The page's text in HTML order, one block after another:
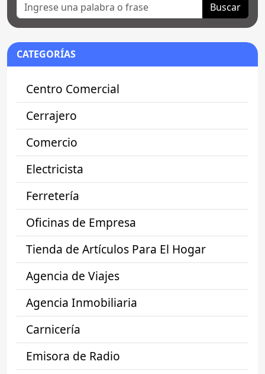
Buscar
CATEGORÍAS
Centro Comercial
Cerrajero
Comercio
Electricista
Ferretería
Oficinas de Empresa
Tienda de Artículos Para El Hogar
Agencia de Viajes
Agencia Inmobiliaria
Carnicería
Emisora de Radio